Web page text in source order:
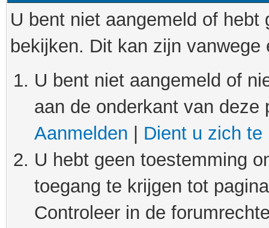
U bent niet aangemeld of
bekijken. Dit kan zijn
U bent niet aangemeld of
aan de onderkant van
Aanmelden
Dient u zich te
U hebt geen toestemming
toegang te krijgen tot
Controleer in de